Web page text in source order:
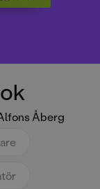
Åberg